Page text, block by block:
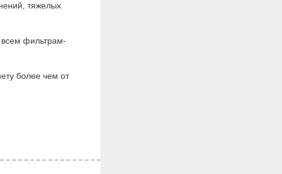
тяжелых
фильтрам-
более чем от